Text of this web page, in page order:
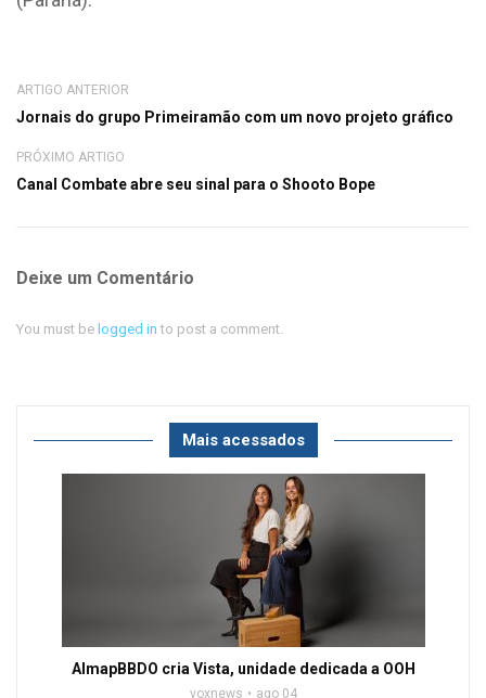
ARTIGO ANTERIOR
Jornais do grupo Primeiramão com um novo projeto gráfico
PRÓXIMO ARTIGO
Canal Combate abre seu sinal para o Shooto Bope
Deixe um Comentário
You must be logged in to post a comment.
Mais acessados
AlmapBBDO cria Vista, unidade dedicada a OOH
voxnews ago 04